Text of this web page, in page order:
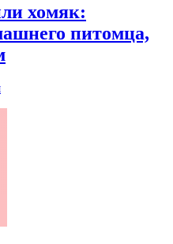
хомяк:
питомца,